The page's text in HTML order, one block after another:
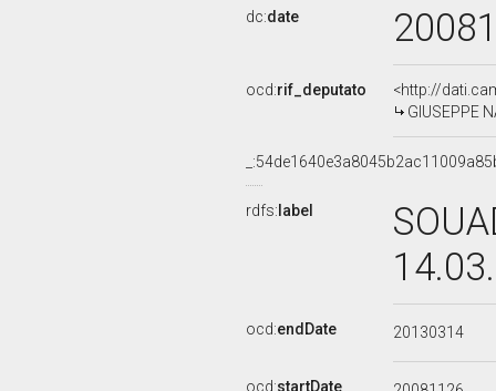
dc:date
ocd:rif_deputato
<http://
GIUSEPPE
rdfs: label
ocd:endDate 20130314
ocd:startDate